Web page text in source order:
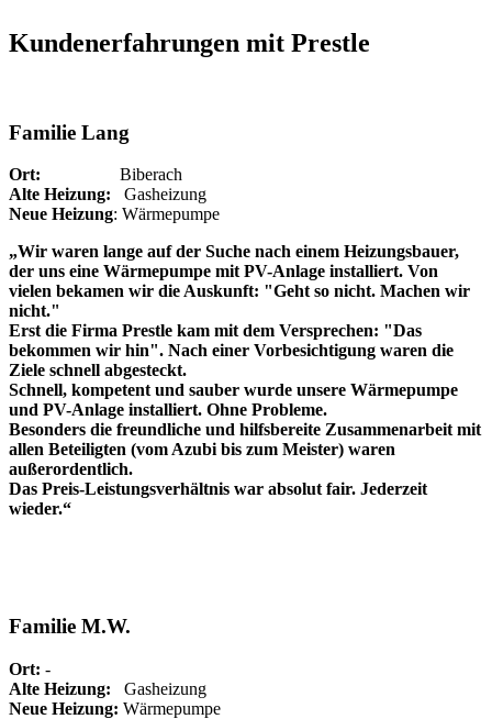
Kundenerfahrungen mit Prestle
Familie Lang
Ort: Biberach
Alte Heizung: Gasheizung
Neue Heizung: Wärmepumpe
„Wir waren lange auf der Suche nach einem Heizungsbauer,
der uns eine Wärmepumpe mit PV-Anlage installiert. Von
vielen bekamen wir die Auskunft: "Geht so nicht. Machen wir
nicht."
Erst die Firma Prestle kam mit dem Versprechen: "Das
bekommen wir hin". Nach einer Vorbesichtigung waren die
Ziele schnell abgesteckt.
Schnell, kompetent und sauber wurde unsere Wärmepumpe
und PV-Anlage installiert. Ohne Probleme.
Besonders die freundliche und hilfsbereite Zusammenarbeit mit
allen Beteiligten (vom Azubi bis zum Meister) waren
außerordentlich.
Das Preis-Leistungsverhältnis war absolut fair. Jederzeit
wieder.“
Familie M.W.
Ort: -
Alte Heizung: Gasheizung
Neue Heizung: Wärmepumpe